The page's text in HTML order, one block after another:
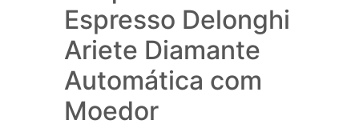
Espresso Delonghi
Ariete Diamante
Automática com
Moedor